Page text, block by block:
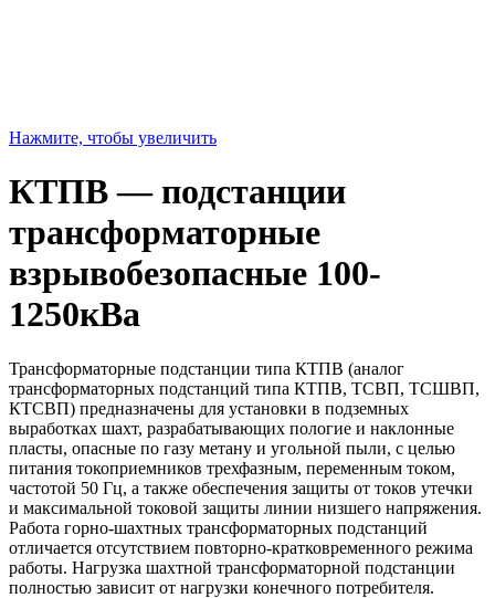
Нажмите, чтобы увеличить
КТПВ — подстанции
трансформаторные
взрывобезопасные 100-
1250кВа
Трансформаторные подстанции типа КТПВ (аналог
трансформаторных подстанций типа КТПВ, ТСВП, ТСШВП,
КТСВП) предназначены для установки в подземных
выработках шахт, разрабатывающих пологие и наклонные
пласты, опасные по газу метану и угольной пыли, с целью
питания токоприемников трехфазным, переменным током,
частотой 50 Гц, а также обеспечения защиты от токов утечки
и максимальной токовой защиты линии низшего напряжения.
Работа горно-шахтных трансформаторных подстанций
отличается отсутствием повторно-кратковременного режима
работы. Нагрузка шахтной трансформаторной подстанции
полностью зависит от нагрузки конечного потребителя.